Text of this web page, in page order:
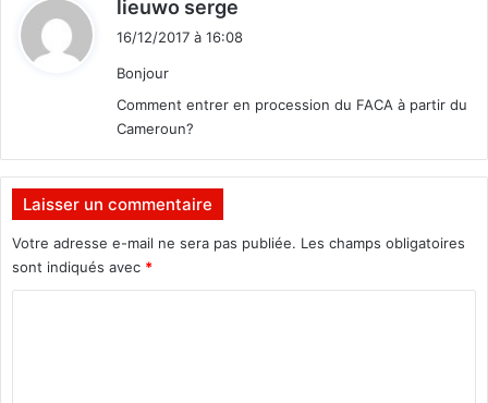
lieuwo serge
:
16/12/2017 à 16:08
Bonjour
Comment entrer en procession du FACA à partir du
Cameroun?
Laisser un commentaire
Votre adresse e-mail ne sera pas publiée. Les champs obligatoires
sont indiqués avec *